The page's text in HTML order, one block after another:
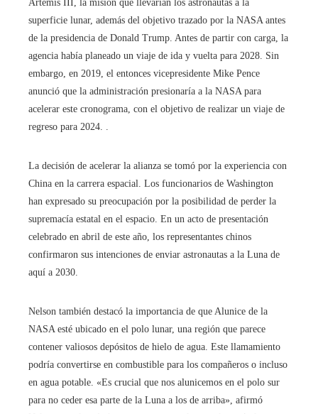
Artemis III, la misión que llevarían los astronautas a la
superficie lunar, además del objetivo trazado por la NASA antes
de la presidencia de Donald Trump. Antes de partir con carga, la
agencia había planeado un viaje de ida y vuelta para 2028. Sin
embargo, en 2019, el entonces vicepresidente Mike Pence
anunció que la administración presionaría a la NASA para
acelerar este cronograma, con el objetivo de realizar un viaje de
regreso para 2024. .
La decisión de acelerar la alianza se tomó por la experiencia con
China en la carrera espacial. Los funcionarios de Washington
han expresado su preocupación por la posibilidad de perder la
supremacía estatal en el espacio. En un acto de presentación
celebrado en abril de este año, los representantes chinos
confirmaron sus intenciones de enviar astronautas a la Luna de
aquí a 2030.
Nelson también destacó la importancia de que Alunice de la
NASA esté ubicado en el polo lunar, una región que parece
contener valiosos depósitos de hielo de agua. Este llamamiento
podría convertirse en combustible para los compañeros o incluso
en agua potable. «Es crucial que nos alunicemos en el polo sur
para no ceder esa parte de la Luna a los de arriba», afirmó